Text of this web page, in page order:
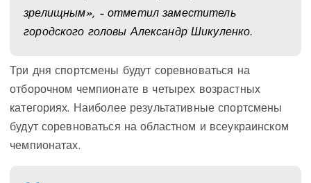
зрелищным», – отметил заместитель
городского головы Александр Шикуленко.
Три дня спортсмены будут соревноваться на
отборочном чемпионате в четырех возрастных
категориях. Наиболее результативные спортсмены
будут соревноваться на областном и всеукраинском
чемпионатах.